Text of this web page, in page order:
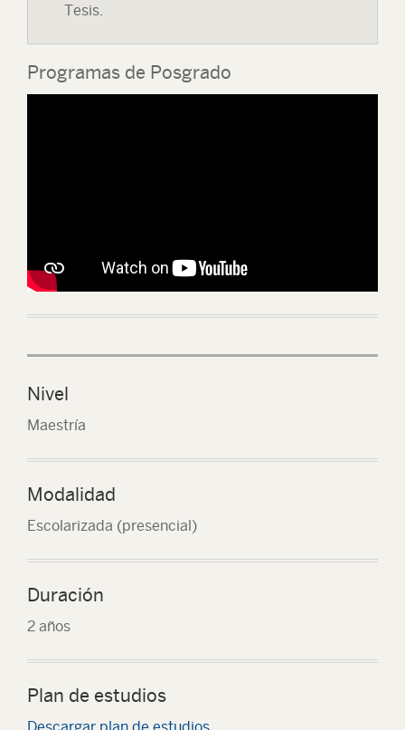
Tesis.
Programas de Posgrado
Nivel
Maestría
Modalidad
Escolarizada (presencial)
Duración
2 años
Plan de estudios